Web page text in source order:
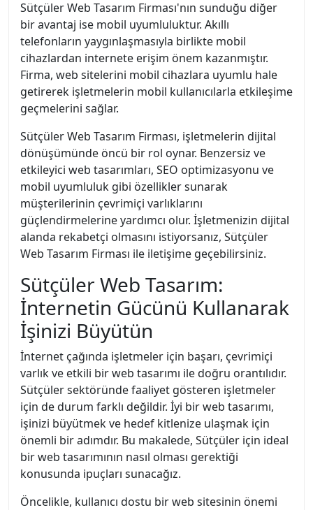
Sütçüler Web Tasarım Firması'nın sunduğu diğer
bir avantaj ise mobil uyumluluktur. Akıllı
telefonların yaygınlaşmasıyla birlikte mobil
cihazlardan internete erişim önem kazanmıştır.
Firma, web sitelerini mobil cihazlara uyumlu hale
getirerek işletmelerin mobil kullanıcılarla etkileşime
geçmelerini sağlar.
Sütçüler Web Tasarım Firması, işletmelerin dijital
dönüşümünde öncü bir rol oynar. Benzersiz ve
etkileyici web tasarımları, SEO optimizasyonu ve
mobil uyumluluk gibi özellikler sunarak
müşterilerinin çevrimiçi varlıklarını
güçlendirmelerine yardımcı olur. İşletmenizin dijital
alanda rekabetçi olmasını istiyorsanız, Sütçüler
Web Tasarım Firması ile iletişime geçebilirsiniz.
Sütçüler Web Tasarım:
İnternetin Gücünü Kullanarak
İşinizi Büyütün
İnternet çağında işletmeler için başarı, çevrimiçi
varlık ve etkili bir web tasarımı ile doğru orantılıdır.
Sütçüler sektöründe faaliyet gösteren işletmeler
için de durum farklı değildir. İyi bir web tasarımı,
işinizi büyütmek ve hedef kitlenize ulaşmak için
önemli bir adımdır. Bu makalede, Sütçüler için ideal
bir web tasarımının nasıl olması gerektiği
konusunda ipuçları sunacağız.
Öncelikle, kullanıcı dostu bir web sitesinin önemi